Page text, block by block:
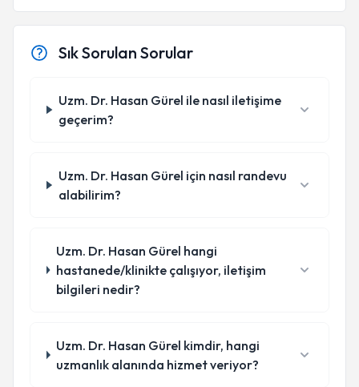
Sık Sorulan Sorular
Uzm. Dr. Hasan Gürel ile nasıl iletişime
geçerim?
Uzm. Dr. Hasan Gürel için nasıl randevu
alabilirim?
Uzm. Dr. Hasan Gürel hangi
hastanede/klinikte çalışıyor, iletişim
bilgileri nedir?
Uzm. Dr. Hasan Gürel kimdir, hangi
uzmanlık alanında hizmet veriyor?